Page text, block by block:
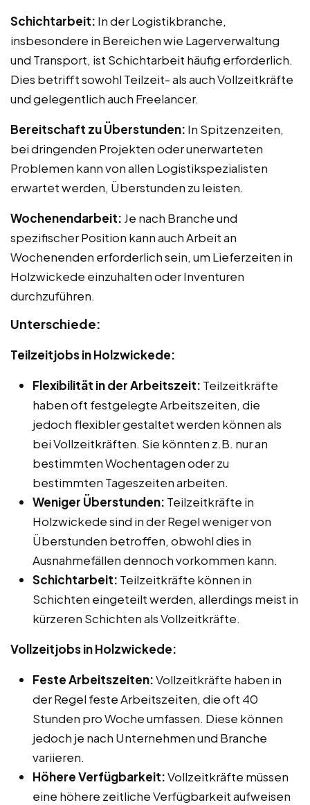
Schichtarbeit: In der Logistikbranche,
insbesondere in Bereichen wie Lagerverwaltung
und Transport, ist Schichtarbeit häufig erforderlich.
Dies betrifft sowohl Teilzeit- als auch Vollzeitkräfte
und gelegentlich auch Freelancer.
Bereitschaft zu Überstunden: In Spitzenzeiten,
bei dringenden Projekten oder unerwarteten
Problemen kann von allen Logistikspezialisten
erwartet werden, Überstunden zu leisten.
Wochenendarbeit: Je nach Branche und
spezifischer Position kann auch Arbeit an
Wochenenden erforderlich sein, um Lieferzeiten in
Holzwickede einzuhalten oder Inventuren
durchzuführen.
Unterschiede:
Teilzeitjobs in Holzwickede:
Flexibilität in der Arbeitszeit: Teilzeitkräfte
haben oft festgelegte Arbeitszeiten, die
jedoch flexibler gestaltet werden können als
bei Vollzeitkräften. Sie könnten z.B. nur an
bestimmten Wochentagen oder zu
bestimmten Tageszeiten arbeiten.
Weniger Überstunden: Teilzeitkräfte in
Holzwickede sind in der Regel weniger von
Überstunden betroffen, obwohl dies in
Ausnahmefällen dennoch vorkommen kann.
Schichtarbeit: Teilzeitkräfte können in
Schichten eingeteilt werden, allerdings meist in
kürzeren Schichten als Vollzeitkräfte.
Vollzeitjobs in Holzwickede:
Feste Arbeitszeiten:Vollzeitkräfte haben in
der Regel feste Arbeitszeiten, die oft 40
Stunden pro Woche umfassen. Diese können
jedoch je nach Unternehmen und Branche
variieren.
Höhere Verfügbarkeit:Vollzeitkräfte müssen
eine höhere zeitliche Verfügbarkeit aufweisen